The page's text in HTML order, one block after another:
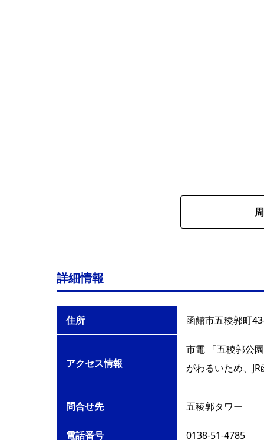
詳細情報
住所 函館市五稜郭町
アクセス情報
市電 「五稜郭公
がわるいため、
問合せ先 五稜郭タワー
電話番号 0138-51-4785